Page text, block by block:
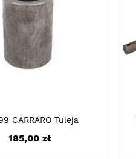
CARRARO Tuleja
Cena
185,00 zł